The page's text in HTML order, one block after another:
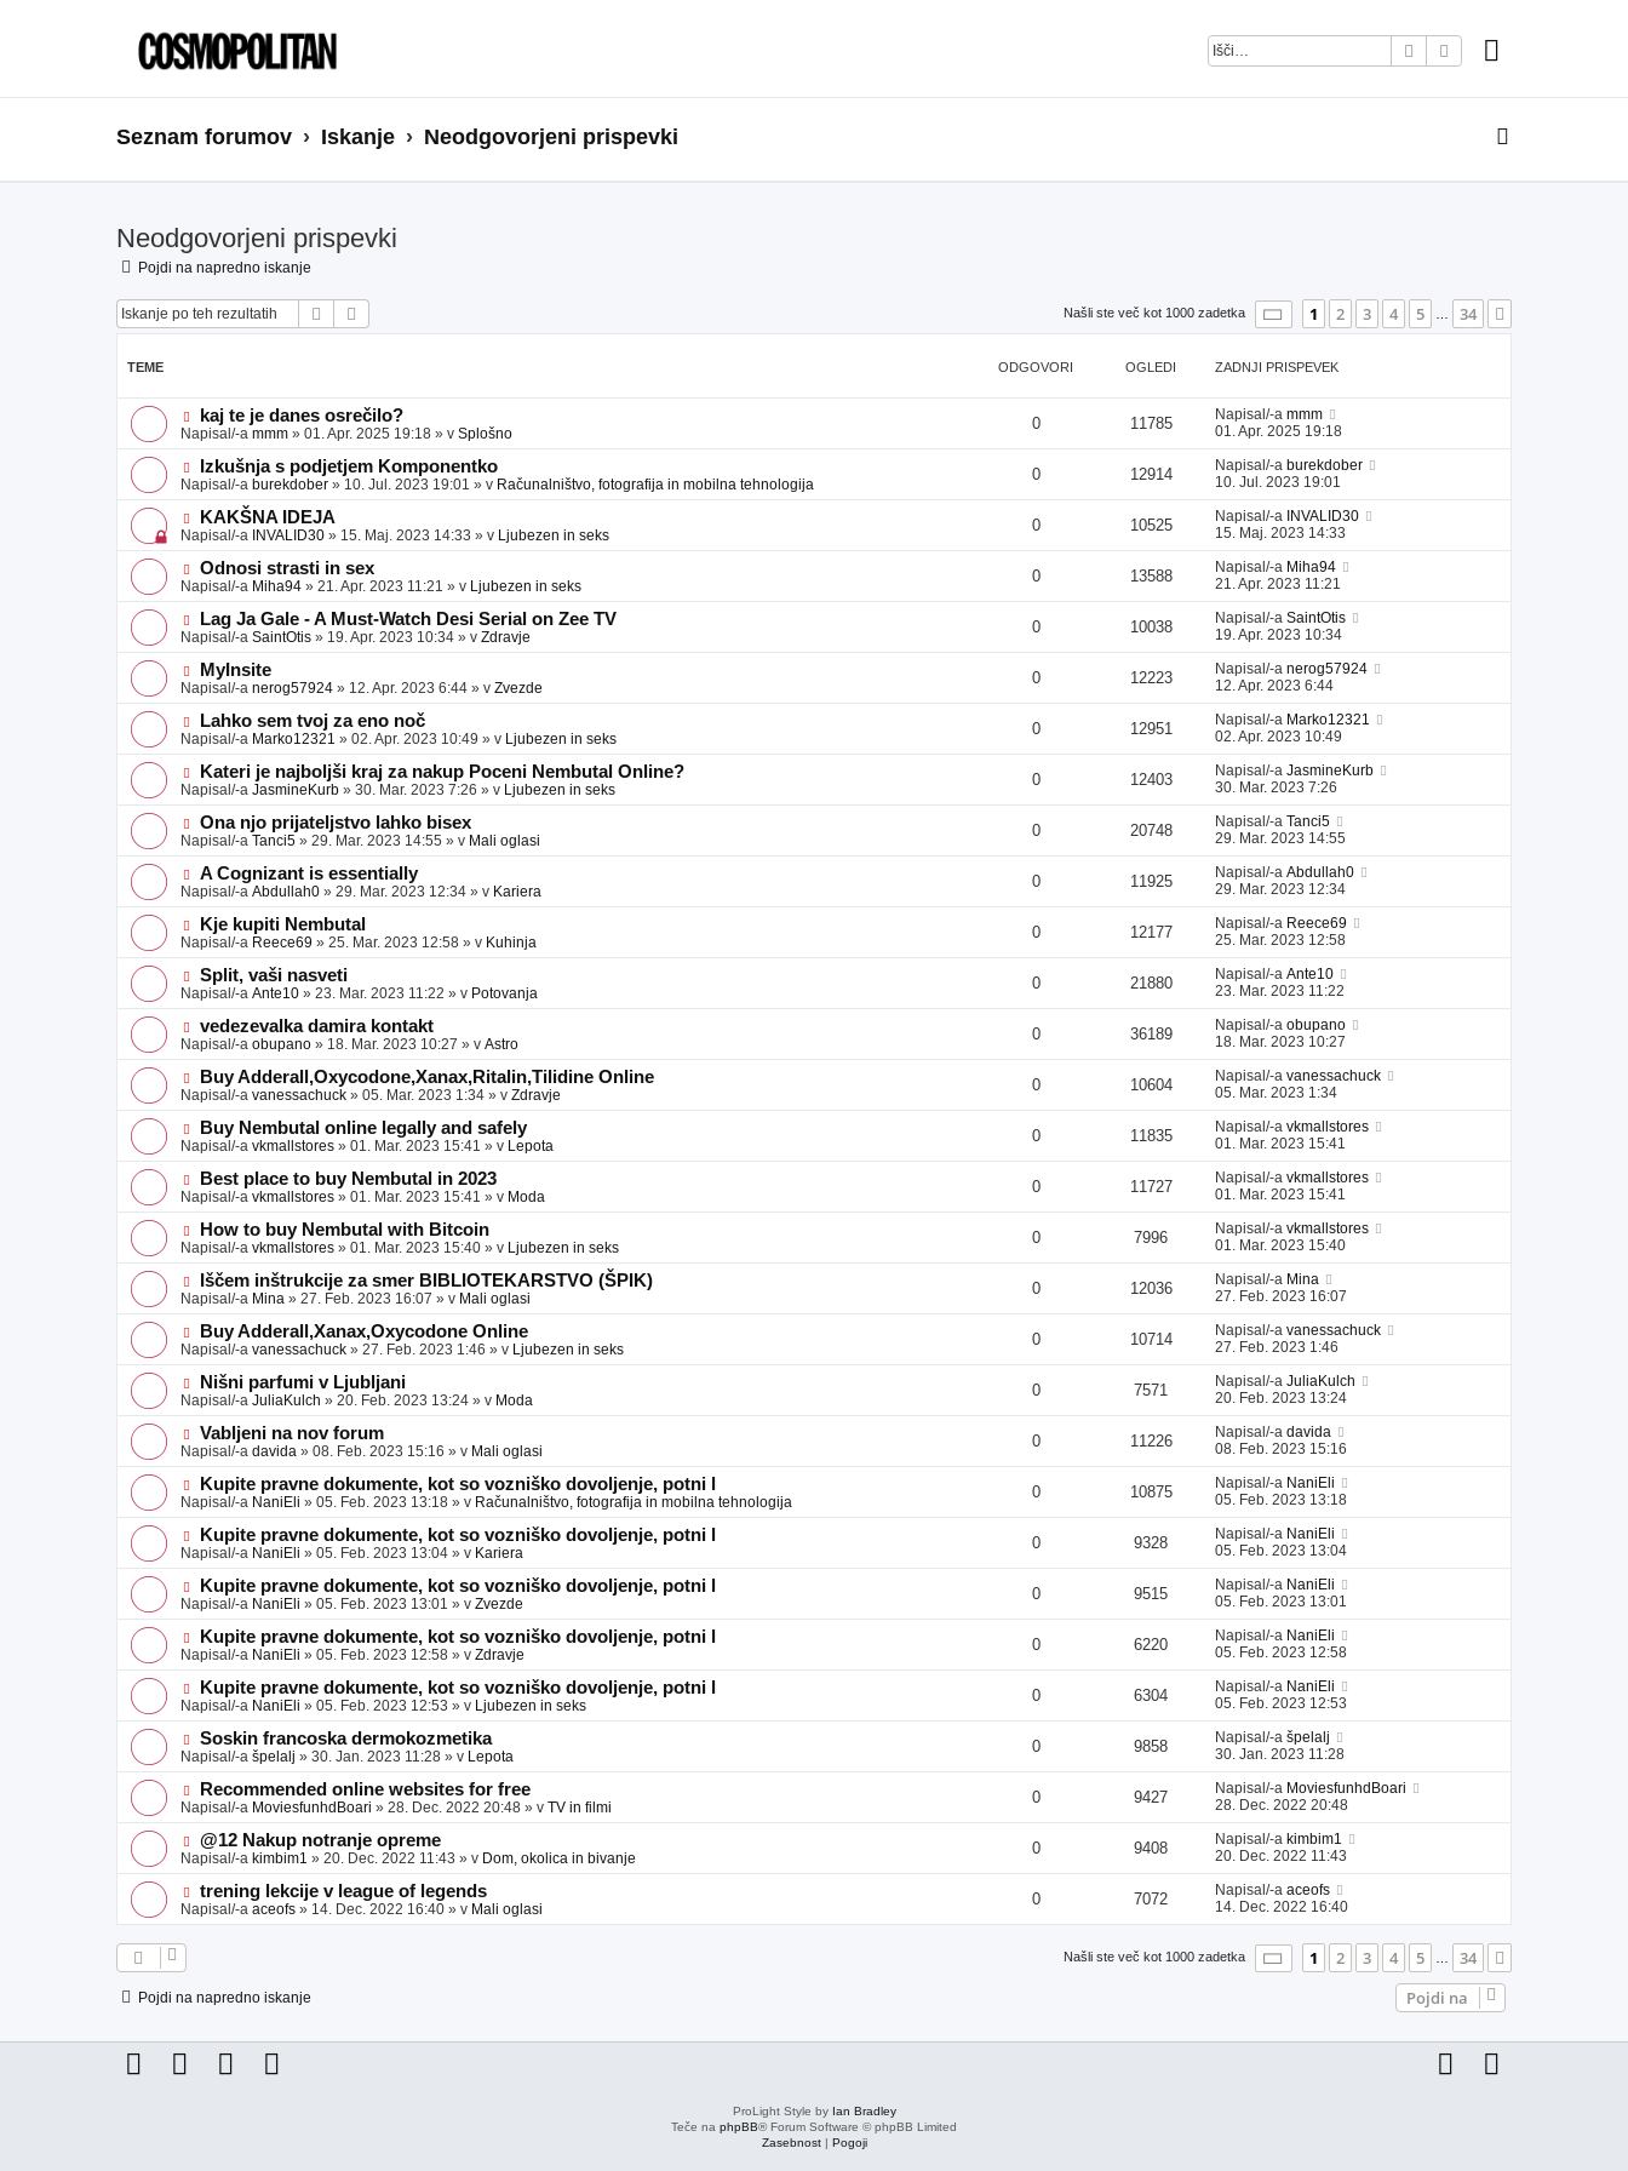
IskanjeNapredno iskanje
Seznam forumov Iskanje Neodgovorjeni prispevki
Neodgovorjeni prispevki
Pojdi na napredno iskanje
Iskanje Našli ste več kot 1000 zadetka Stran 1od34
1 2 3 4 5 34
TEME ODGOVORI OGLEDI ZADNJI PRISPEVEK
N
o
v
e
o
b
a
v
e
kaj te je danes osrečilo?
Napisal/-a mmm » 01. Apr. 2025 19:18 » v Splošno
0 11785 Napisal/-a mmm
01. Apr. 2025 19:18
N
o
v
e
o
b
a
v
e
Izkušnja s podjetjem Komponentko
Napisal/-a burekdober » 10. Jul. 2023 19:01 » v Računalništvo, fotografija in mobilna tehnologija
0 12914 Napisal/-a burekdober
10. Jul. 2023 19:01
N
o
v
e
o
b
a
v
e
KAKŠNA IDEJA
Napisal/-a INVALID30 » 15. Maj. 2023 14:33 » v Ljubezen in seks
0 10525 Napisal/-a INVALID30
15. Maj. 2023 14:33
N
o
v
e
o
b
a
v
e
Odnosi strasti in sex
Napisal/-a Miha94 » 21. Apr. 2023 11:21 » v Ljubezen in seks
0 13588 Napisal/-a Miha94
21. Apr. 2023 11:21
N
o
v
e
o
b
a
v
e
Lag Ja Gale - A Must-Watch Desi Serial on Zee TV
Napisal/-a SaintOtis » 19. Apr. 2023 10:34 » v Zdravje
0 10038 Napisal/-a SaintOtis
19. Apr. 2023 10:34
N
o
v
e
o
b
a
v
e
MyInsite
Napisal/-a nerog57924 » 12. Apr. 2023 6:44 » v Zvezde
0 12223 Napisal/-a nerog57924
12. Apr. 2023 6:44
N
o
v
e
o
b
a
v
e
Lahko sem tvoj za eno noč
Napisal/-a Marko12321 » 02. Apr. 2023 10:49 » v Ljubezen in seks
0 12951 Napisal/-a Marko12321
02. Apr. 2023 10:49
N
o
v
e
o
b
a
v
e
Kateri je najboljši kraj za nakup Poceni Nembutal Online?
Napisal/-a JasmineKurb » 30. Mar. 2023 7:26 » v Ljubezen in seks
0 12403 Napisal/-a JasmineKurb
30. Mar. 2023 7:26
N
o
v
e
o
b
a
v
e
Ona njo prijateljstvo lahko bisex
Napisal/-a Tanci5 » 29. Mar. 2023 14:55 » v Mali oglasi
0 20748 Napisal/-a Tanci5
29. Mar. 2023 14:55
N
o
v
e
o
b
a
v
e
A Cognizant is essentially
Napisal/-a Abdullah0 » 29. Mar. 2023 12:34 » v Kariera
0 11925 Napisal/-a Abdullah0
29. Mar. 2023 12:34
N
o
v
e
o
b
a
v
e
Kje kupiti Nembutal
Napisal/-a Reece69 » 25. Mar. 2023 12:58 » v Kuhinja
0 12177 Napisal/-a Reece69
25. Mar. 2023 12:58
N
o
v
e
o
b
a
v
e
Split, vaši nasveti
Napisal/-a Ante10 » 23. Mar. 2023 11:22 » v Potovanja
0 21880 Napisal/-a Ante10
23. Mar. 2023 11:22
N
o
v
e
o
b
a
v
e
vedezevalka damira kontakt
Napisal/-a obupano » 18. Mar. 2023 10:27 » v Astro
0 36189 Napisal/-a obupano
18. Mar. 2023 10:27
N
o
v
e
o
b
a
v
e
Buy Adderall,Oxycodone,Xanax,Ritalin,Tilidine Online
Napisal/-a vanessachuck » 05. Mar. 2023 1:34 » v Zdravje
0 10604 Napisal/-a vanessachuck
05. Mar. 2023 1:34
N
o
v
e
o
b
a
v
e
Buy Nembutal online legally and safely
Napisal/-a vkmallstores » 01. Mar. 2023 15:41 » v Lepota
0 11835 Napisal/-a vkmallstores
01. Mar. 2023 15:41
N
o
v
e
o
b
a
v
e
Best place to buy Nembutal in 2023
Napisal/-a vkmallstores » 01. Mar. 2023 15:41 » v Moda
0 11727 Napisal/-a vkmallstores
01. Mar. 2023 15:41
N
o
v
e
o
b
a
v
e
How to buy Nembutal with Bitcoin
Napisal/-a vkmallstores » 01. Mar. 2023 15:40 » v Ljubezen in seks
0 7996 Napisal/-a vkmallstores
01. Mar. 2023 15:40
N
o
v
e
o
b
a
v
e
Iščem inštrukcije za smer BIBLIOTEKARSTVO (ŠPIK)
Napisal/-a Mina » 27. Feb. 2023 16:07 » v Mali oglasi
0 12036 Napisal/-a Mina
27. Feb. 2023 16:07
N
o
v
e
o
b
a
v
e
Buy Adderall,Xanax,Oxycodone Online
Napisal/-a vanessachuck » 27. Feb. 2023 1:46 » v Ljubezen in seks
0 10714 Napisal/-a vanessachuck
27. Feb. 2023 1:46
N
o
v
e
o
b
a
v
e
Nišni parfumi v Ljubljani
Napisal/-a JuliaKulch » 20. Feb. 2023 13:24 » v Moda
0 7571 Napisal/-a JuliaKulch
20. Feb. 2023 13:24
N
o
v
e
o
b
a
v
e
Vabljeni na nov forum
Napisal/-a davida » 08. Feb. 2023 15:16 » v Mali oglasi
0 11226 Napisal/-a davida
08. Feb. 2023 15:16
N
o
v
e
o
b
a
v
e
Kupite pravne dokumente, kot so vozniško dovoljenje, potni l
Napisal/-a NaniEli » 05. Feb. 2023 13:18 » v Računalništvo, fotografija in mobilna tehnologija
0 10875 Napisal/-a NaniEli
05. Feb. 2023 13:18
N
o
v
e
o
b
a
v
e
Kupite pravne dokumente, kot so vozniško dovoljenje, potni l
Napisal/-a NaniEli » 05. Feb. 2023 13:04 » v Kariera
0 9328 Napisal/-a NaniEli
05. Feb. 2023 13:04
N
o
v
e
o
b
a
v
e
Kupite pravne dokumente, kot so vozniško dovoljenje, potni l
Napisal/-a NaniEli » 05. Feb. 2023 13:01 » v Zvezde
0 9515 Napisal/-a NaniEli
05. Feb. 2023 13:01
N
o
v
e
o
b
a
v
e
Kupite pravne dokumente, kot so vozniško dovoljenje, potni l
Napisal/-a NaniEli » 05. Feb. 2023 12:58 » v Zdravje
0 6220 Napisal/-a NaniEli
05. Feb. 2023 12:58
N
o
v
e
o
b
a
v
e
Kupite pravne dokumente, kot so vozniško dovoljenje, potni l
Napisal/-a NaniEli » 05. Feb. 2023 12:53 » v Ljubezen in seks
0 6304 Napisal/-a NaniEli
05. Feb. 2023 12:53
N
o
v
e
o
b
a
v
e
Soskin francoska dermokozmetika
Napisal/-a špelalj » 30. Jan. 2023 11:28 » v Lepota
0 9858 Napisal/-a špelalj
30. Jan. 2023 11:28
N
o
v
e
o
b
a
v
Recommended online websites for free
Napisal/-a MoviesfunhdBoari » 28. Dec. 2022 20:48 » v TV in filmi
0 9427 Napisal/-a MoviesfunhdBoari
28. Dec. 2022 20:48
N
o
v
e
o
b
e
@12 Nakup notranje opreme
Napisal/-a kimbim1 » 20. Dec. 2022 11:43 » v Dom, okolica in bivanje
0 9408 Napisal/-a kimbim1
20. Dec. 2022 11:43
N
o
v
j
a
e
trening lekcije v league of legends
Napisal/-a aceofs » 14. Dec. 2022 16:40 » v Mali oglasi
0 7072 Napisal/-a aceofs
14. Dec. 2022 16:40
Našli ste več kot 1000 zadetka Stran 1od34
1 2 3 4 5 34
Pojdi na napredno iskanje Pojdi na
ProLight Style by Ian Bradley
Teče na phpBB® Forum Software © phpBB Limited
Zasebnost| Pogoji